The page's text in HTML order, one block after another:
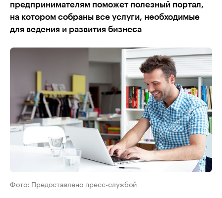
предпринимателям поможет полезный портал,
на котором собраны все услуги, необходимые
для ведения и развития бизнеса
Фото: Предоставлено пресс-службой